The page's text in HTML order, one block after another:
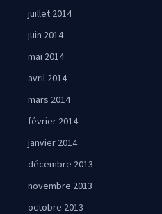
juillet 2014
juin 2014
mai 2014
avril 2014
mars 2014
février 2014
janvier 2014
décembre 2013
novembre 2013
octobre 2013